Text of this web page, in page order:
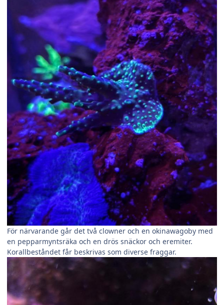
För närvarande går det två clowner och en okinawagoby med
en pepparmyntsräka och en drös snäckor och eremiter.
Korallbeståndet får beskrivas som diverse fraggar.